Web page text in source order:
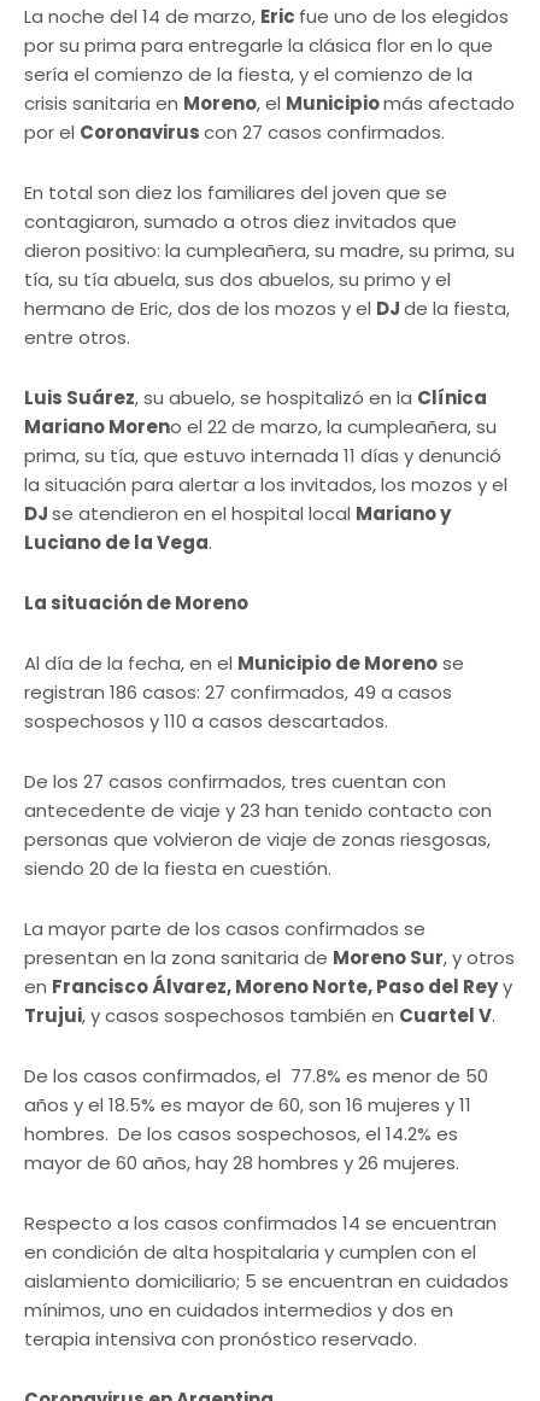
La noche del 14 de marzo, Eric fue uno de los elegidos
por su prima para entregarle la clásica flor en lo que
sería el comienzo de la fiesta, y el comienzo de la
crisis sanitaria en Moreno, el Municipiomás afectado
por el Coronaviruscon 27 casos confirmados.
En total son diez los familiares del joven que se
contagiaron, sumado a otros diez invitados que
dieron positivo: la cumpleañera, su madre, su prima, su
tía, su tía abuela, sus dos abuelos, su primo y el
hermano de Eric, dos de los mozos y el DJde la fiesta,
entre otros.
Luis Suárez, su abuelo, se hospitalizó en la Clínica
Mariano Moreno el 22 de marzo, la cumpleañera, su
prima, su tía, que estuvo internada 11 días y denunció
la situación para alertar a los invitados, los mozos y el
DJse atendieron en el hospital local Mariano y
Luciano de la Vega.
La situación de Moreno
Al día de la fecha, en el Municipio de Morenose
registran 186 casos: 27 confirmados, 49 a casos
sospechosos y 110 a casos descartados.
De los 27 casos confirmados, tres cuentan con
antecedente de viaje y 23 han tenido contacto con
personas que volvieron de viaje de zonas riesgosas,
siendo 20 de la fiesta en cuestión.
La mayor parte de los casos confirmados se
presentan en la zona sanitaria de Moreno Sur, y otros
en Francisco Álvarez, Moreno Norte, Paso del Reyy
Trujui, y casos sospechosos también en Cuartel V.
De los casos confirmados, el 77.8% es menor de 50
años y el 18.5% es mayor de 60, son 16 mujeres y 11
hombres. De los casos sospechosos, el 14.2% es
mayor de 60 años, hay 28 hombres y 26 mujeres.
Respecto a los casos confirmados 14 se encuentran
en condición de alta hospitalaria y cumplen con el
aislamiento domiciliario; 5 se encuentran en cuidados
mínimos, uno en cuidados intermedios y dos en
terapia intensiva con pronóstico reservado.